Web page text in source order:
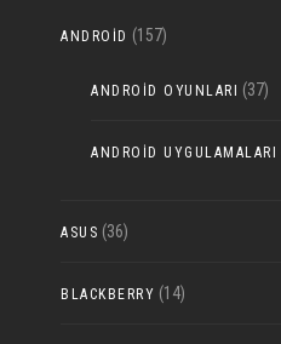
ANDROID (157)
ANDROID OYUNLARI (37)
ANDROID UYGULAMALARI
ASUS (36)
BLACKBERRY (14)